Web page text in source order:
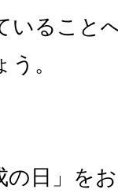
いること
。
の日」を